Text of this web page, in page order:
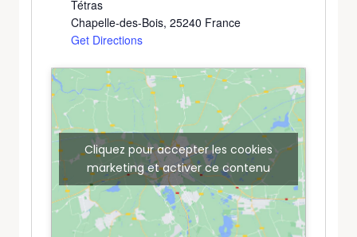
Tétras
Chapelle-des-Bois, 25240 France
Get Directions
Cliquez pour accepter les cookies
marketing et activer ce contenu